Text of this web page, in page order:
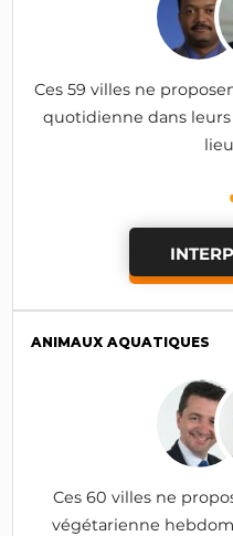
Ces 59 villes ne
quotidienne dans
ANIMAUX AQUATIQUES
Ces 60 villes ne
végétarienne